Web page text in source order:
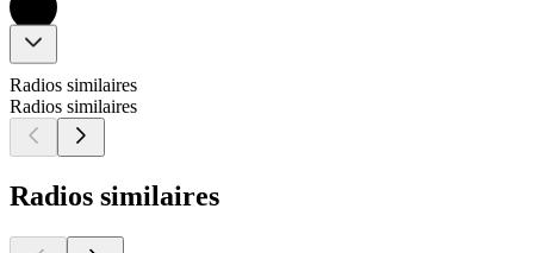
Radios similaires
Radios similaires
Radios similaires